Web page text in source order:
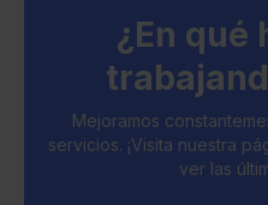
¿En qué
Mejoramos
servicios. ¡Visita nuestra
ver las